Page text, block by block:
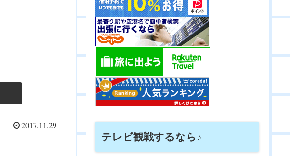
2017.11.29
テレビ観戦するなら♪